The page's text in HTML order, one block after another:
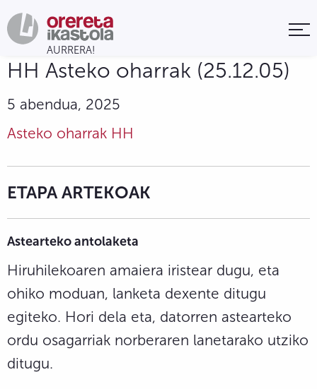
HH Asteko oharrak (25.12.05)
5 abendua, 2025
Asteko oharrak HH
ETAPA ARTEKOAK
Astearteko antolaketa
Hiruhilekoaren amaiera iristear dugu, eta
ohiko moduan, lanketa dexente ditugu
egiteko. Hori dela eta, datorren astearteko
ordu osagarriak norberaren lanetarako utziko
ditugu.